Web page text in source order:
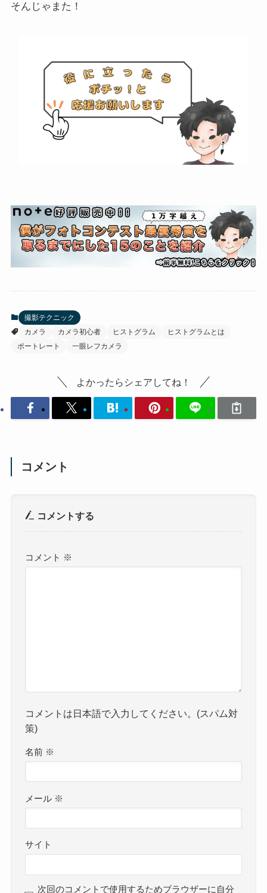
そんじゃまた！
撮影テクニック
カメラ
カメラ初心者 ヒストグラム
ヒストグラムとは
ポートレート
一眼レフカメラ
よかったらシェアしてね！
コメント
コメントする
コメント ※
コメントは日本語で入力してください。(スパム対
策)
名前 ※
メール ※
サイト
次回のコメントで使用するためブラウザーに自分